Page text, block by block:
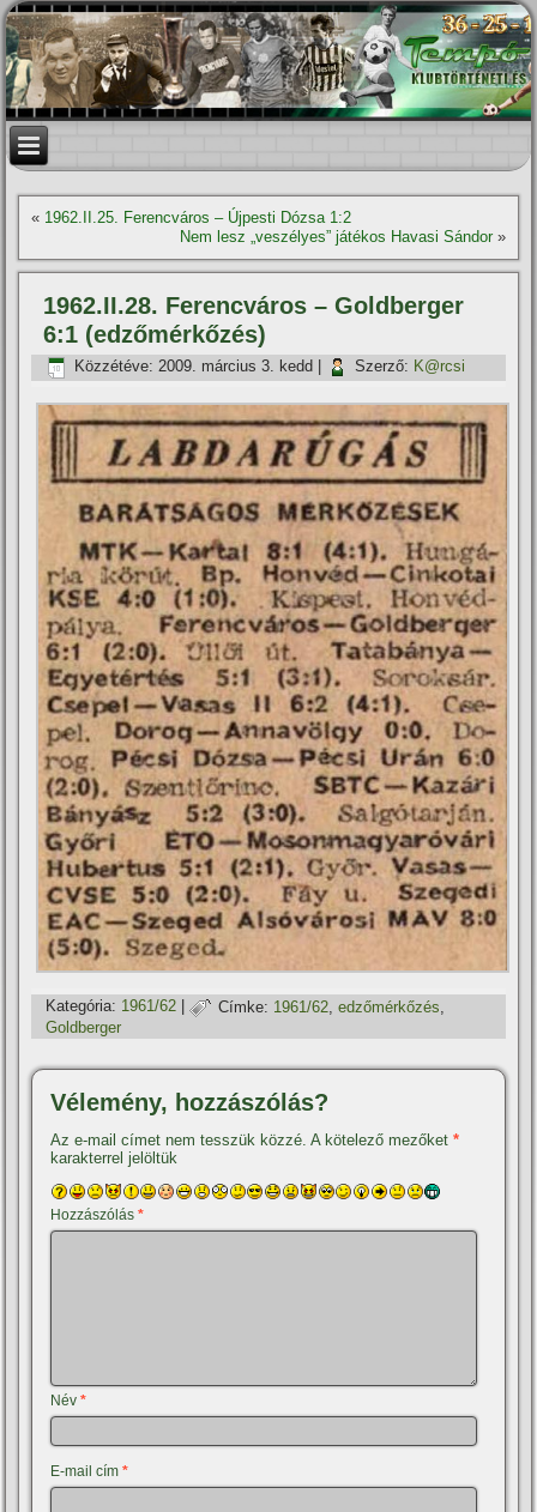
« 1962.II.25. Ferencváros – Újpesti Dózsa 1:2
Nem lesz „veszélyes” játékos Havasi Sándor»
1962.II.28. Ferencváros – Goldberger
6:1 (edzőmérkőzés)
Közzétéve: 2009. március 3. kedd Szerző: K@rcsi
Kategória: 1961/62 | Címke: 1961/62 ,edzőmérkőzés
Goldberger
Vélemény, hozzászólás?
Az e-mail címet nem tesszük közzé. A kötelező mezőket*
karakterrel jelöltük
Hozzászólás*
Név*
E-mail cím*